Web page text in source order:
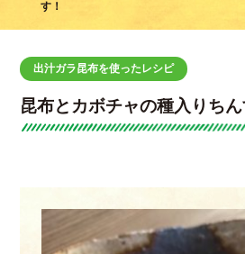
す！
出汁ガラ昆布を使ったレシピ
昆布とカボチャの種入りちん